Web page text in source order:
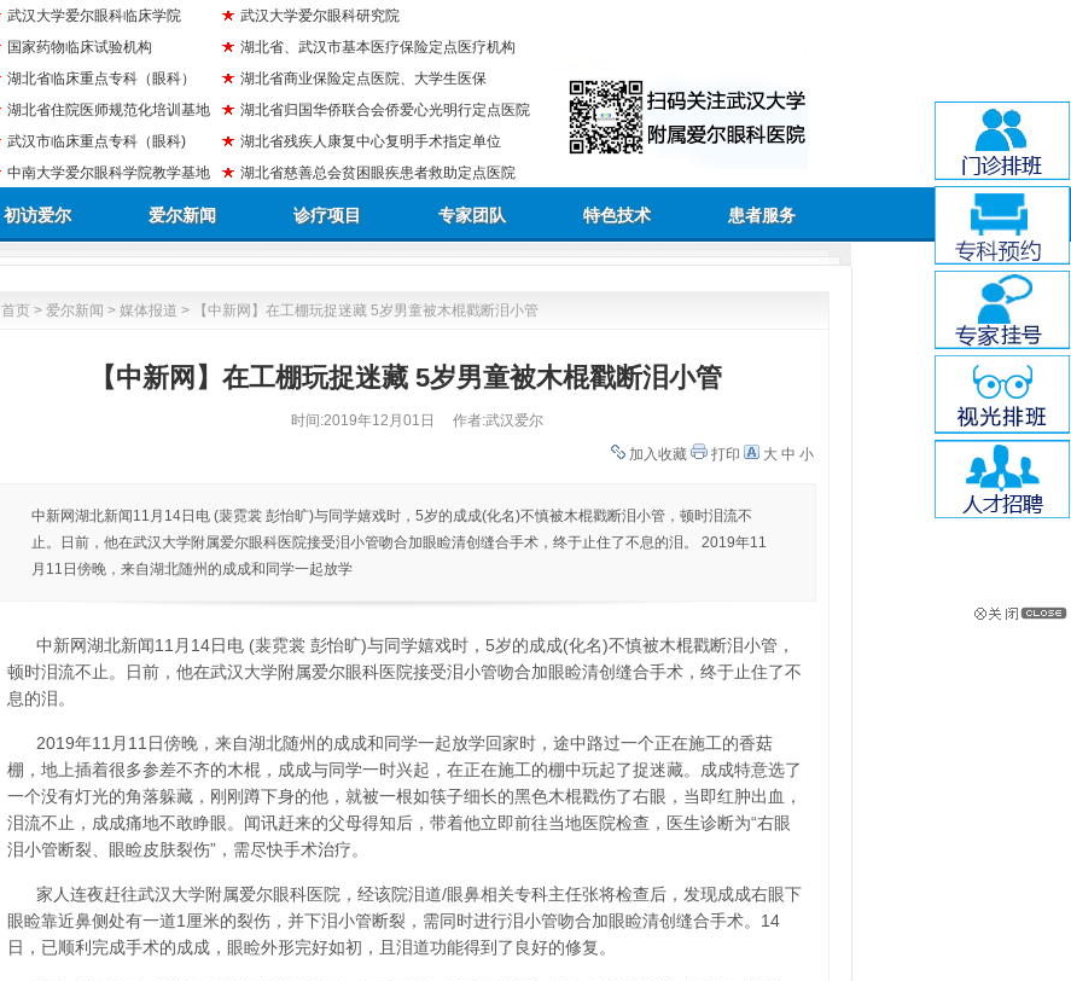
武汉大学爱尔眼科临床学院
国家药物临床试验机构
湖北省临床重点专科（眼科）
湖北省住院医师规范化培训基地
武汉市临床重点专科（眼科)
中南大学爱尔眼科学院教学基地
武汉大学爱尔眼科研究院
湖北省、武汉市基本医疗保险定点医疗机构
湖北省商业保险定点医院、大学生医保
湖北省归国华侨联合会侨爱心光明行定点医院
湖北省残疾人康复中心复明手术指定单位
湖北省慈善总会贫困眼疾患者救助定点医院
初访爱尔 爱尔新闻 诊疗项目 专家团队 特色技术 患者服务
首页 > 爱尔新闻 > 媒体报道 > 【中新网】在工棚玩捉迷藏 5岁男童被木棍戳断泪小管
【中新网】在工棚玩捉迷藏 5岁男童被木棍戳断泪小管
时间:2019年12月01日
作者:武汉爱尔
加入收藏
打印 大 中 小
中新网湖北新闻11月14日电 (裴霓裳 彭怡旷)与同学嬉戏时，5岁的成成(化名)不慎被木棍戳断泪小管，顿时泪流不
止。日前，他在武汉大学附属爱尔眼科医院接受泪小管吻合加眼睑清创缝合手术，终于止住了不息的泪。 2019年11
月11日傍晚，来自湖北随州的成成和同学一起放学
中新网湖北新闻11月14日电 (裴霓裳 彭怡旷)与同学嬉戏时，5岁的成成(化名)不慎被木棍戳断泪小管，
顿时泪流不止。日前，他在武汉大学附属爱尔眼科医院接受泪小管吻合加眼睑清创缝合手术，终于止住了不
息的泪。
2019年11月11日傍晚，来自湖北随州的成成和同学一起放学回家时，途中路过一个正在施工的香菇
棚，地上插着很多参差不齐的木棍，成成与同学一时兴起，在正在施工的棚中玩起了捉迷藏。成成特意选了
一个没有灯光的角落躲藏，刚刚蹲下身的他，就被一根如筷子细长的黑色木棍戳伤了右眼，当即红肿出血，
泪流不止，成成痛地不敢睁眼。闻讯赶来的父母得知后，带着他立即前往当地医院检查，医生诊断为“右眼
泪小管断裂、眼睑皮肤裂伤”，需尽快手术治疗。
家人连夜赶往武汉大学附属爱尔眼科医院，经该院泪道/眼鼻相关专科主任张将检查后，发现成成右眼下
眼睑靠近鼻侧处有一道1厘米的裂伤，并下泪小管断裂，需同时进行泪小管吻合加眼睑清创缝合手术。14
日，已顺利完成手术的成成，眼睑外形完好如初，且泪道功能得到了良好的修复。